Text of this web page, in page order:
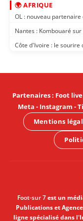
🌍 AFRIQUE
OL : nouveau partenaire
Nantes : Kombouaré
Côte d'Ivoire : le sourire
Partenaires: Foot live
Meta - Instagram -
Mentions
Foot-sur 7est un
Publications et
ligne spécialisé dans